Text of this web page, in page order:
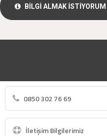
BİLGİ ALMAK İSTİYORUM
0850 302 76 69
İletişim Bilgilerimiz